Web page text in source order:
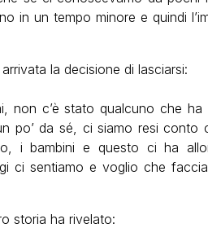
in un tempo minore e quindi
la decisione di lasciarsi:
non c’è stato qualcuno che
po’ da sé, ci siamo resi conto
i bambini e questo ci ha
ci sentiamo e voglio che
storia ha rivelato: